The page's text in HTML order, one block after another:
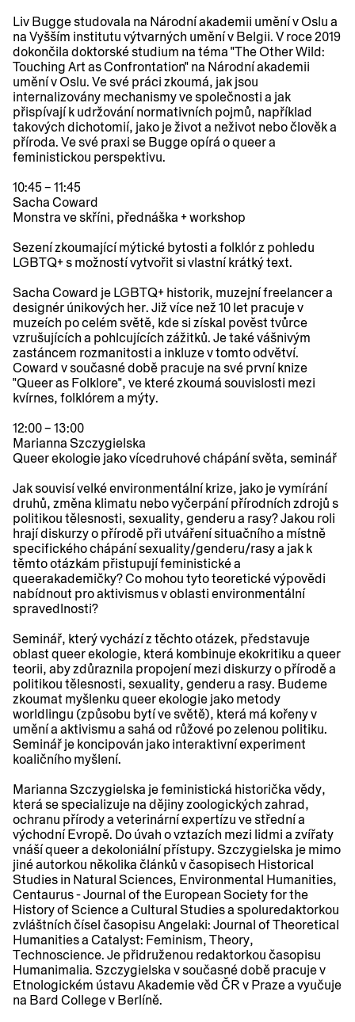
Liv Bugge studovala na Národní akademii umění v Oslu a
na Vyšším institutu výtvarných umění v Belgii. V roce 2019
dokončila doktorské studium na téma "The Other Wild:
Touching Art as Confrontation" na Národní akademii
umění v Oslu. Ve své práci zkoumá, jak jsou
internalizovány mechanismy ve společnosti a jak
přispívají k udržování normativních pojmů, například
takových dichotomií, jako je život a neživot nebo člověk a
příroda. Ve své praxi se Bugge opírá o queer a
feministickou perspektivu.
10:45 – 11:45
Sacha Coward
Monstra ve skříni, přednáška + workshop
Sezení zkoumající mýtické bytosti a folklór z pohledu
LGBTQ+ s možností vytvořit si vlastní krátký text.
Sacha Coward je LGBTQ+ historik, muzejní freelancer a
designér únikových her. Již více než 10 let pracuje v
muzeích po celém světě, kde si získal pověst tvůrce
vzrušujících a pohlcujících zážitků. Je také vášnivým
zastáncem rozmanitosti a inkluze v tomto odvětví.
Coward v současné době pracuje na své první knize
"Queer as Folklore", ve které zkoumá souvislosti mezi
kvírnes, folklórem a mýty.
12:00 – 13:00
Marianna Szczygielska
Queer ekologie jako vícedruhové chápání světa, seminář
Jak souvisí velké environmentální krize, jako je vymírání
druhů, změna klimatu nebo vyčerpání přírodních zdrojů s
politikou tělesnosti, sexuality, genderu a rasy? Jakou roli
hrají diskurzy o přírodě při utváření situačního a místně
specifického chápání sexuality/genderu/rasy a jak k
těmto otázkám přistupují feministické a
queerakademičky? Co mohou tyto teoretické výpovědi
nabídnout pro aktivismus v oblasti environmentální
spravedlnosti?
Seminář, který vychází z těchto otázek, představuje
oblast queer ekologie, která kombinuje ekokritiku a queer
teorii, aby zdůraznila propojení mezi diskurzy o přírodě a
politikou tělesnosti, sexuality, genderu a rasy. Budeme
zkoumat myšlenku queer ekologie jako metody
worldlingu (způsobu bytí ve světě), která má kořeny v
umění a aktivismu a sahá od růžové po zelenou politiku.
Seminář je koncipován jako interaktivní experiment
koaličního myšlení.
Marianna Szczygielska je feministická historička vědy,
která se specializuje na dějiny zoologických zahrad,
ochranu přírody a veterinární expertízu ve střední a
východní Evropě. Do úvah o vztazích mezi lidmi a zvířaty
vnáší queer a dekoloniální přístupy. Szczygielska je mimo
jiné autorkou několika článků v časopisech Historical
Studies in Natural Sciences, Environmental Humanities,
Centaurus - Journal of the European Society for the
History of Science a Cultural Studies a spoluredaktorkou
zvláštních čísel časopisu Angelaki: Journal of Theoretical
Humanities a Catalyst: Feminism, Theory,
Technoscience. Je přidruženou redaktorkou časopisu
Humanimalia. Szczygielska v současné době pracuje v
Etnologickém ústavu Akademie věd ČR v Praze a vyučuje
na Bard College v Berlíně.